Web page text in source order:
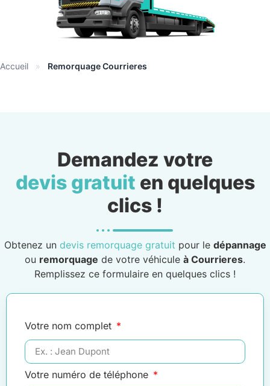
Accueil » Remorquage Courrieres
Demandez votre
devis gratuit en quelques
clics !
Obtenez un devis remorquage gratuit pour le dépannage
ou remorquage de votre véhicule à Courrieres.
Remplissez ce formulaire en quelques clics !
Votre nom complet
Votre numéro de téléphone